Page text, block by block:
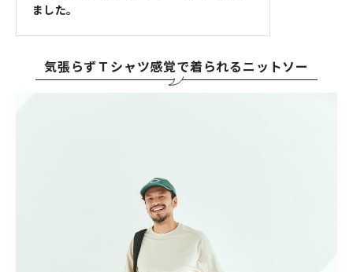
ました。
気張らずＴシャツ感覚で着られるニットソー